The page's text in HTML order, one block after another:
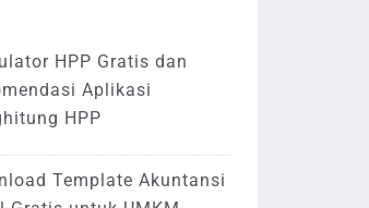
HPP Gratis dan
Aplikasi
HPP
Template Akuntansi